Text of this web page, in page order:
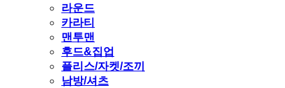
라운드
카라티
맨투맨
후드&집업
플리스/자켓/조끼
남방/셔츠